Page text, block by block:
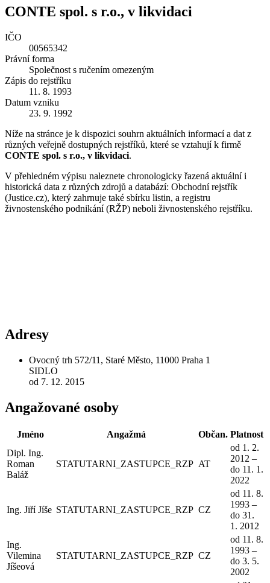
CONTE spol. s r.o., v likvidaci
IČO
00565342
Právní forma
Společnost s ručením omezeným
Zápis do rejstříku
11. 8. 1993
Datum vzniku
23. 9. 1992
Níže na stránce je k dispozici souhrn aktuálních informací a dat z
různých veřejně dostupných rejstříků, které se vztahují k firmě
CONTE spol. s r.o., v likvidaci.
V přehledném výpisu naleznete chronologicky řazená aktuální i
historická data z různých zdrojů a databází: Obchodní rejstřík
(Justice.cz), který zahrnuje také sbírku listin, a registru
živnostenského podnikání (RŽP) neboli živnostenského rejstříku.
Adresy
Ovocný trh 572/11, Staré Město, 11000 Praha 1
SIDLO
od 7. 12. 2015
Angažované osoby
Jméno Angažmá Občan. Platnost
Dipl. Ing.
Roman
Baláž
STATUTARNI_ZASTUPCE_RZP AT
od 1. 2.
2012 –
do 11. 1.
2022
Ing. Jiří Jíše STATUTARNI_ZASTUPCE_RZP CZ
od 11. 8.
1993 –
do 31.
1. 2012
Ing.
Vilemina
Jíšeová
STATUTARNI_ZASTUPCE_RZP CZ
od 11. 8.
1993 –
do 3. 5.
2002